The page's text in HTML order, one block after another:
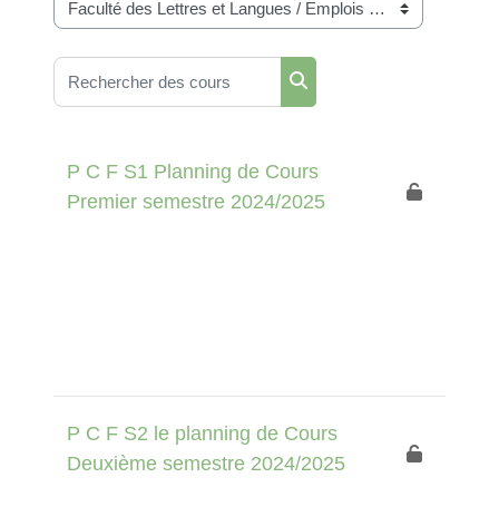
Catégories de cours
Rechercher des cours
Rechercher des cours
P C F S1 Planning de Cours
Premier semestre 2024/2025
P C F S2 le planning de Cours
Deuxième semestre 2024/2025